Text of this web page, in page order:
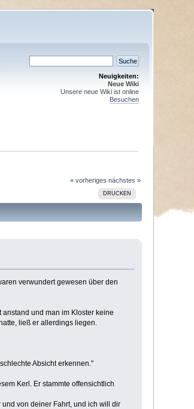
Neuigkeiten:
Neue Wiki
Unsere neue Wiki ist online
Besuchen
« vorheriges nächstes »
DRUCKEN
verwundert gewesen über den
und man im Kloster keine
ließ er allerdings liegen.
Absicht erkennen."
Kerl. Er stammte offensichtlich
von deiner Fahrt, und ich will dir